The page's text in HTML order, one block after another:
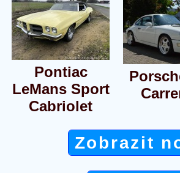
Pontiac
LeMans Sport
Cabriolet
Zobrazit